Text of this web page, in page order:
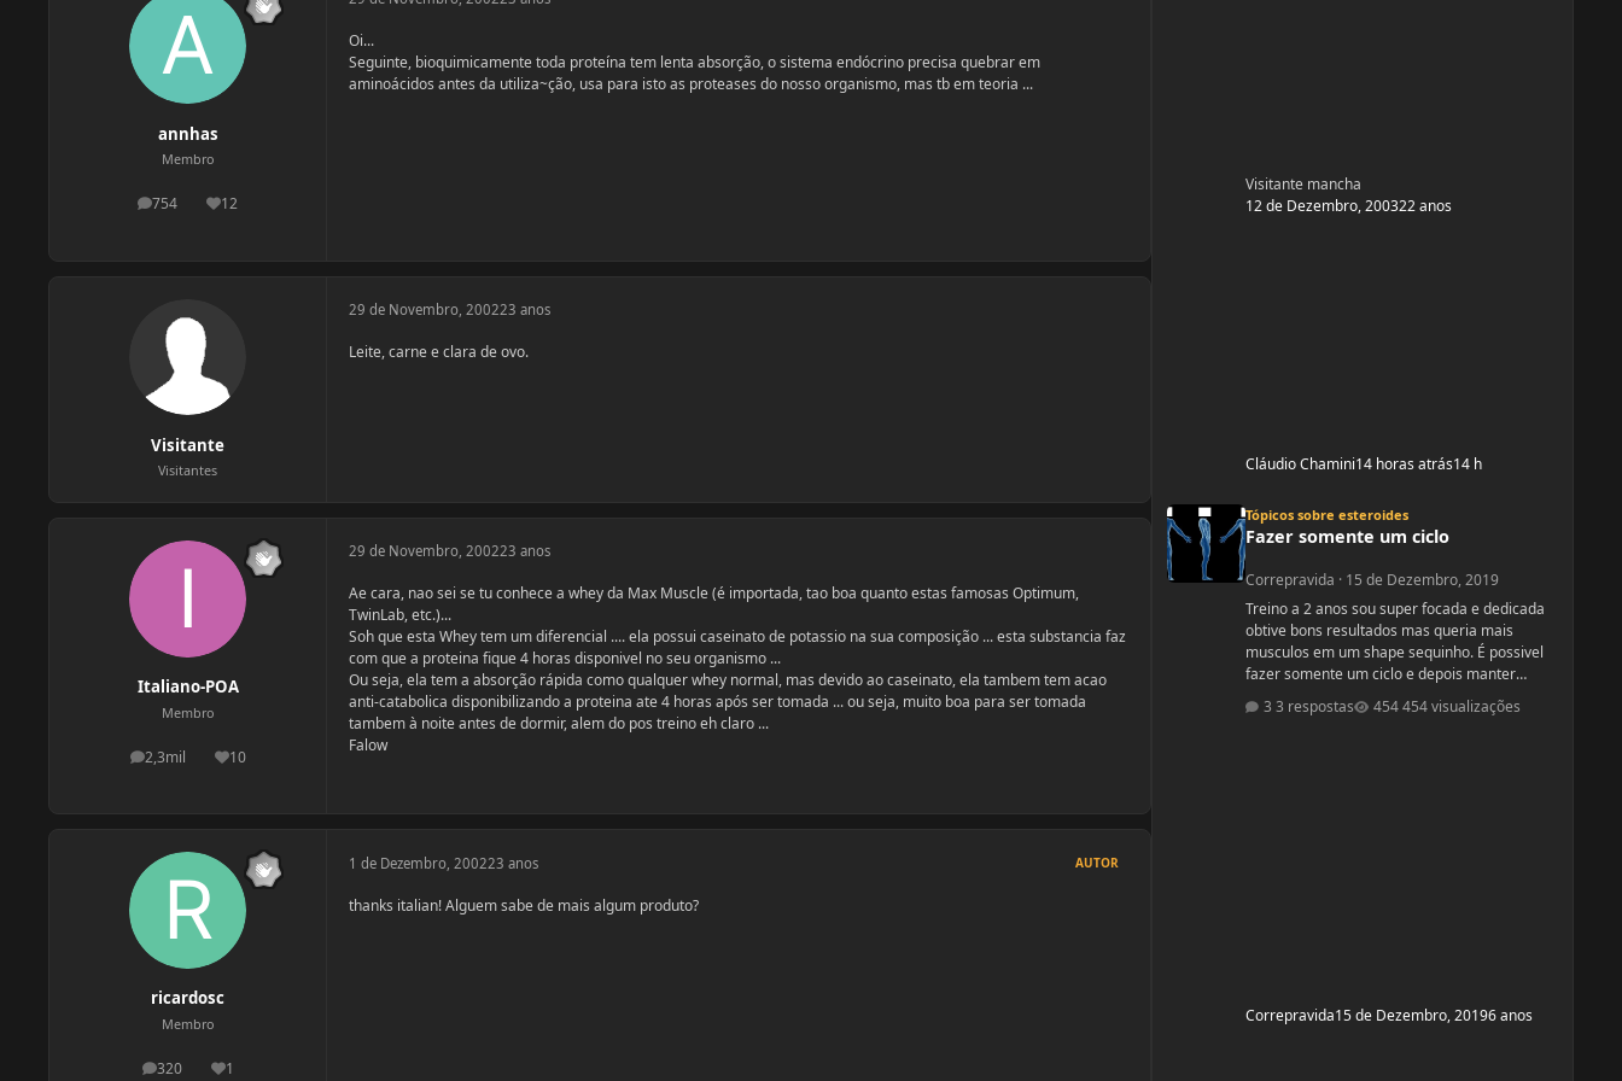
annhas
Membro
754
postagens12
Reputação
Oi...
Seguinte, bioquimicamente toda proteína tem lenta absorção, o sistema endócrino precisa quebrar em
aminoácidos antes da utiliza~ção, usa para isto as proteases do nosso organismo, mas tb em teoria ...
Visitante
Visitantes
29 de Novembro, 200223 anos
Leite, carne e clara de ovo.
Italiano-POA
Membro
2,3mil
postagens10
Reputação
29 de Novembro, 200223 anos
Ae cara, nao sei se tu conhece a whey da Max Muscle (é importada, tao boa quanto estas famosas Optimum,
TwinLab, etc.)...
Soh que esta Whey tem um diferencial .... ela possui caseinato de potassio na sua composição ... esta substancia faz
com que a proteina fique 4 horas disponivel no seu organismo ...
Ou seja, ela tem a absorção rápida como qualquer whey normal, mas devido ao caseinato, ela tambem tem acao
anti-catabolica disponibilizando a proteina ate 4 horas após ser tomada ... ou seja, muito boa para ser tomada
tambem à noite antes de dormir, alem do pos treino eh claro ...
Falow
ricardosc
Membro
320
postagens1
Reputação
1 de Dezembro, 200223 anos AUTOR
thanks italian! Alguem sabe de mais algum produto?
Visitante mancha
12 de Dezembro, 200322 anos
Cláudio Chamini14 horas atrás14 h
Tópicos sobre esteroides
Fazer somente um ciclo
Correpravida · 15 de Dezembro, 2019
Treino a 2 anos sou super focada e dedicada
obtive bons resultados mas queria mais
musculos em um shape sequinho. É possivel
fazer somente um ciclo e depois manter
ja tiver esse tópico, procurei mais não
3 respostas 454 visualizações
Correpravida15 de Dezembro, 20196 anos